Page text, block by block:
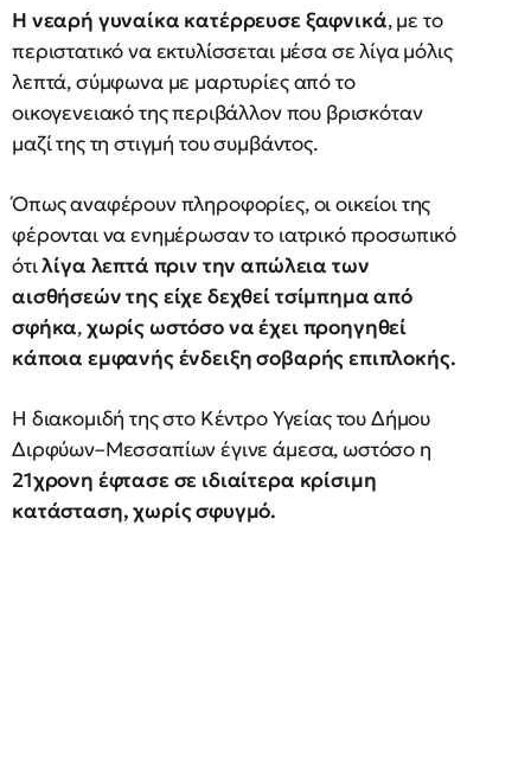
Η νεαρή γυναίκα κατέρρευσε ξαφνικά, με το
περιστατικό να εκτυλίσσεται μέσα σε λίγα μόλις
λεπτά, σύμφωνα με μαρτυρίες από το
οικογενειακό της περιβάλλον που βρισκόταν
μαζί της τη στιγμή του συμβάντος.
Όπως αναφέρουν πληροφορίες, οι οικείοι της
φέρονται να ενημέρωσαν το ιατρικό προσωπικό
ότιλίγα λεπτά πριν την απώλεια των
αισθήσεών της είχε δεχθεί τσίμπημα από
σφήκα,χωρίς ωστόσο να έχει προηγηθεί
κάποια εμφανής ένδειξη σοβαρής επιπλοκής.
Η διακομιδή της στο Κέντρο Υγείας του Δήμου
Διρφύων–Μεσσαπίων έγινε άμεσα, ωστόσο η
21χρονη έφτασε σε ιδιαίτερα κρίσιμη
κατάσταση, χωρίς σφυγμό.